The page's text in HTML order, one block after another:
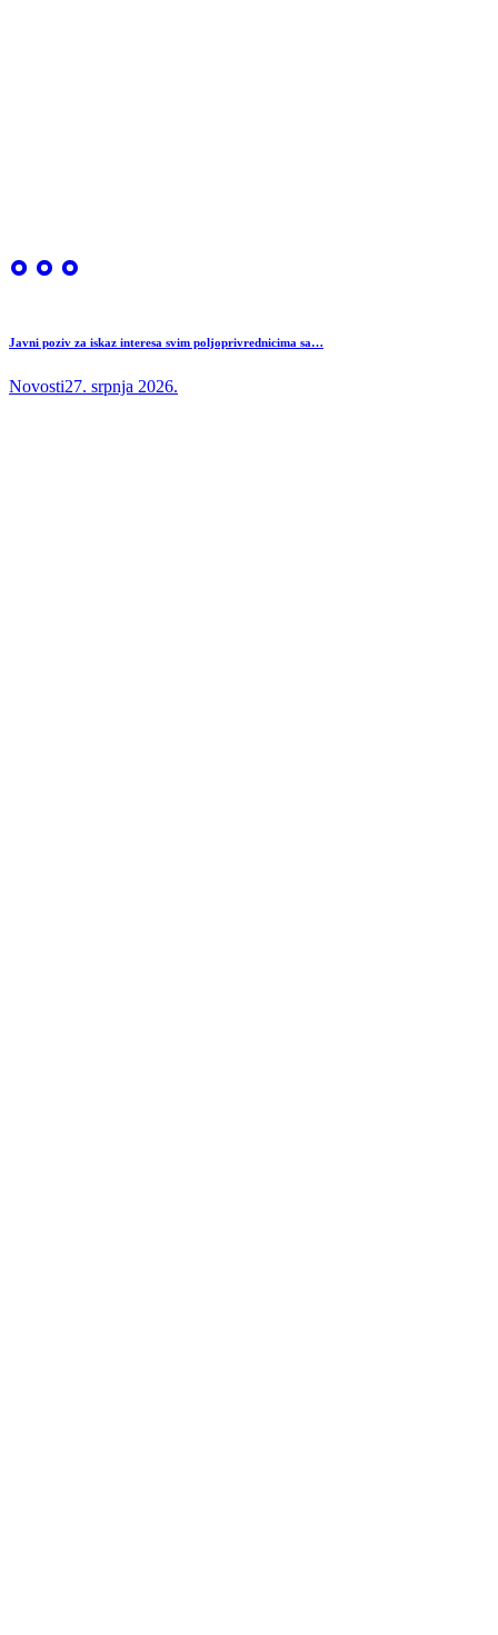
Javni poziv za iskaz interesa svim poljoprivrednicima sa…
Novosti27. srpnja 2026.